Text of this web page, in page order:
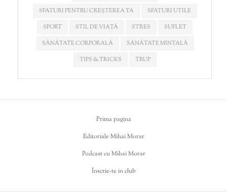
SFATURI PENTRU CREȘTEREA TA
SFATURI UTILE
SPORT
STIL DE VIAȚĂ STRES
SUFLET
SĂNĂTATE CORPORALĂ
SĂNĂTATE MINTALĂ
TIPS & TRICKS
TRUP
Prima pagina
Editoriale Mihai Morar
Podcast cu Mihai Morar
Înscrie-te in club